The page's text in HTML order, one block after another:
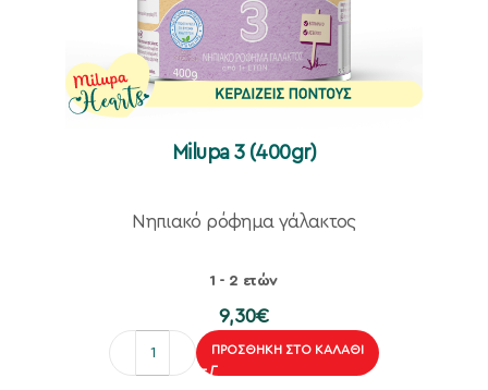
Milupa 3 (400gr)
Νηπιακό ρόφημα γάλακτος
1 - 2 ετών
9,30€
ΠΡΟΣΘΉΚΗ ΣΤΟ ΚΑΛΆΘΙ